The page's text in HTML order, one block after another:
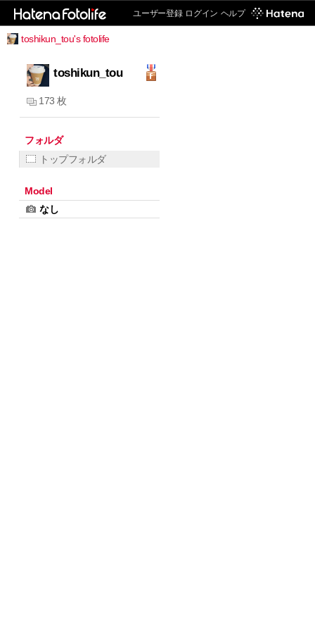
ユーザー登録 ログイン ヘルプ
toshikun_tou's fotolife
toshikun_tou
173 枚
フォルダ
トップフォルダ
Model
なし